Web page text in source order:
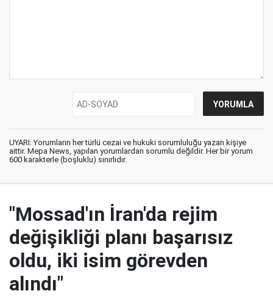
UYARI: Yorumların her türlü cezai ve hukuki sorumluluğu yazan kişiye
aittir. Mepa News, yapılan yorumlardan sorumlu değildir. Her bir yorum
600 karakterle (boşluklu) sınırlıdır.
"Mossad'ın İran'da rejim
değişikliği planı başarısız
oldu, iki isim görevden
alındı"